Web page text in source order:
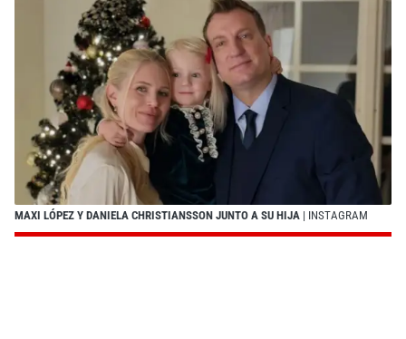
MAXI LÓPEZ Y DANIELA CHRISTIANSSON JUNTO A SU HIJA | INSTAGRAM